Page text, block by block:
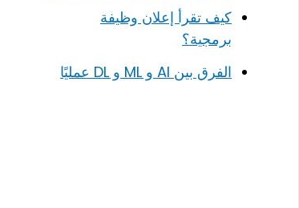
كيف تقرأ إعلان وظيفة
برمجية؟
الفرق بين AI و ML و DL عمليًا